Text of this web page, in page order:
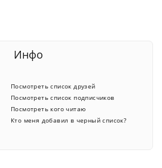
Инфо
Посмотреть список друзей
Посмотреть список подписчиков
Посмотреть кого читаю
Кто меня добавил в черный список?